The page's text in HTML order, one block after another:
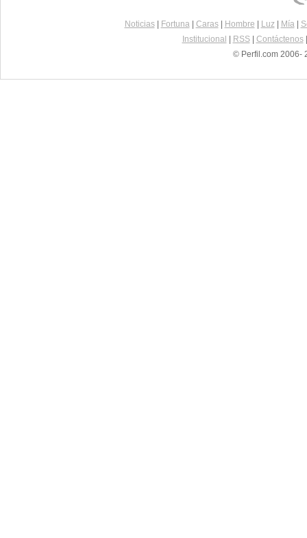
Noticias| Fortuna| Caras| Hombre Luz| Mía|
Institucional
RSS| Contáctenos
© Perfil.com 2006-